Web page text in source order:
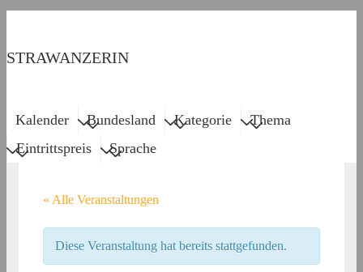
Inhalt
STRAWANZERIN
Main
Kalender Bundesland Kategorie
Thema
Eintrittspreis
Sprache
« Alle Veranstaltungen
Diese Veranstaltung hat bereits stattgefunden.